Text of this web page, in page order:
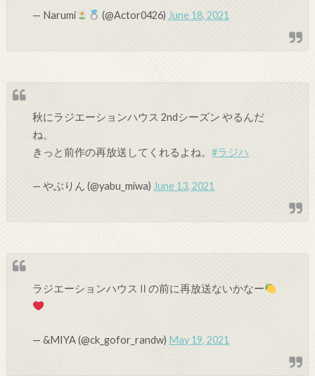
— Narumi (@Actor0426) June 18, 2021
秋にラジエーションハウス 2ndシーズン やるんだ
ね。
きっと前作の再放送してくれるよね。#ラジハ
— やぶりん (@yabu_miwa)June 13, 2021
ラジエーションハウスⅡの前に再放送ないかなー
— &MIYA (@ck_gofor_randw) May 19, 2021